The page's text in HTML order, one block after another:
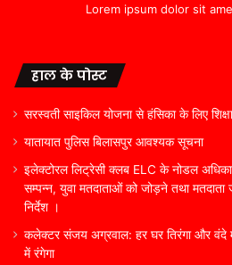
Lorem ipsum dolor sit
हाल के पोस्ट
सरस्वती साइकिल योजना से हंसिका के लिए
यातायात पुलिस बिलासपुर आवश्यक सूचना
इलेक्टोरल लिट्रेसी क्लब ELC के नोडल
सम्पन्न, युवा मतदाताओं को जोड़ने तथा
निर्देश ।
कलेक्टर संजय अग्रवाल: हर घर तिरंगा और वंदे
में रंगेगा